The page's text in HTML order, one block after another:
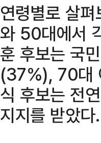
연령별로 살
와 50대에서
훈 후보는 국
(37%), 70대
식 후보는 전
지지를 받았다.